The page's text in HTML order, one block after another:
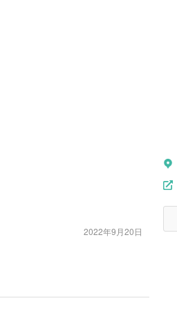
2022年9月20日